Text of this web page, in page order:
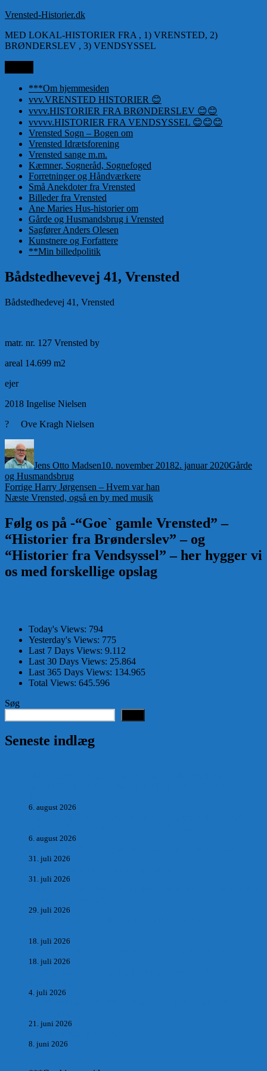
Videre
indhold
Vrensted-Historier.dk
MED LOKAL-HISTORIER FRA , 1) VRENSTED, 2)
BRØNDERSLEV , 3) VENDSYSSEL
***Om hjemmesiden
vvv.VRENSTED HISTORIER 😊
vvvv.HISTORIER FRA BRØNDERSLEV 😊😊
vvvvv.HISTORIER FRA VENDSYSSEL 😊😊😊
Vrensted Sogn – Bogen om
Vrensted Idrætsforening
Vrensted sange m.m.
Kæmner, Sogneråd, Sognefoged
Forretninger og Håndværkere
Små Anekdoter fra Vrensted
Billeder fra Vrensted
Ane Maries Hus-historier om
Gårde og Husmandsbrug i Vrensted
Sagfører Anders Olesen
Kunstnere og Forfattere
**Min billedpolitik
Bådstedhevevej 41, Vrensted
Bådstedhedevej 41, Vrensted
matr. nr. 127 Vrensted by
areal 14.699 m2
ejer
2018 Ingelise Nielsen
? Ove Kragh Nielsen
Jens Otto Madsen10. november 20182. januar 2020Gårde
og Husmandsbrug
Indlægsnavigation
Forrige Forrige
indlæg:
Harry Jørgensen – Hvem var han
Næste Næste
Vrensted, også en by med musik
Følg os på -“Goe` gamle Vrensted” –
“Historier fra Brønderslev” – og
“Historier fra Vendsyssel” – her hygger vi
os med forskellige opslag
Today's Views: 794
Yesterday's Views: 775
Last 7 Days Views: 9.112
Last 30 Days Views: 25.864
Last 365 Days Views: 134.965
Total Views: 645.596
Søg
Seneste indlæg
6. august 2026
6. august 2026
31. juli 2026
31. juli 2026
29. juli 2026
18. juli 2026
18. juli 2026
4. juli 2026
21. juni 2026
8. juni 2026